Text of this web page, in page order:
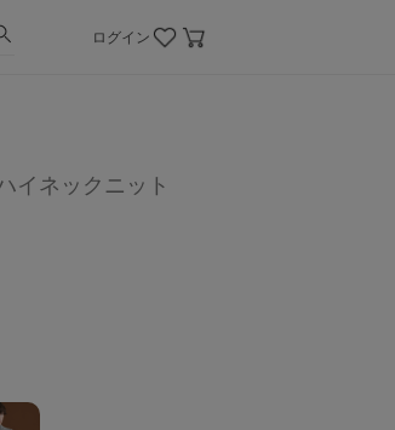
ログイン
イネックニット